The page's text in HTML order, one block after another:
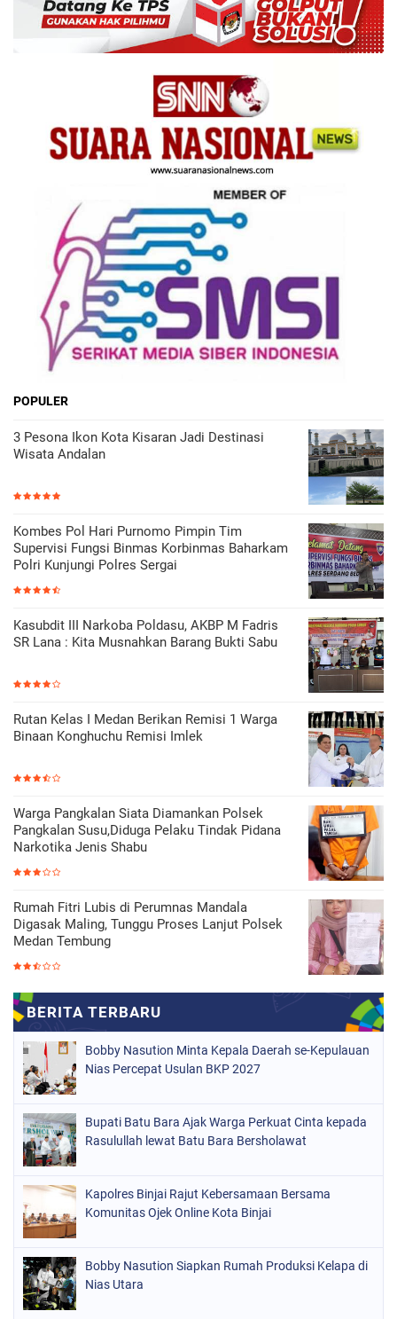
POPULER
3 Pesona Ikon Kota Kisaran Jadi Destinasi
Wisata Andalan
Kombes Pol Hari Purnomo Pimpin Tim
Supervisi Fungsi Binmas Korbinmas Baharkam
Polri Kunjungi Polres Sergai
Kasubdit III Narkoba Poldasu, AKBP M Fadris
SR Lana : Kita Musnahkan Barang Bukti Sabu
Rutan Kelas I Medan Berikan Remisi 1 Warga
Binaan Konghuchu Remisi Imlek
Warga Pangkalan Siata Diamankan Polsek
Pangkalan Susu,Diduga Pelaku Tindak Pidana
Narkotika Jenis Shabu
Rumah Fitri Lubis di Perumnas Mandala
Digasak Maling, Tunggu Proses Lanjut Polsek
Medan Tembung
Bobby Nasution Minta Kepala Daerah se-Kepulauan
Nias Percepat Usulan BKP 2027
Bupati Batu Bara Ajak Warga Perkuat Cinta kepada
Rasulullah lewat Batu Bara Bersholawat
Kapolres Binjai Rajut Kebersamaan Bersama
Komunitas Ojek Online Kota Binjai
Bobby Nasution Siapkan Rumah Produksi Kelapa di
Nias Utara